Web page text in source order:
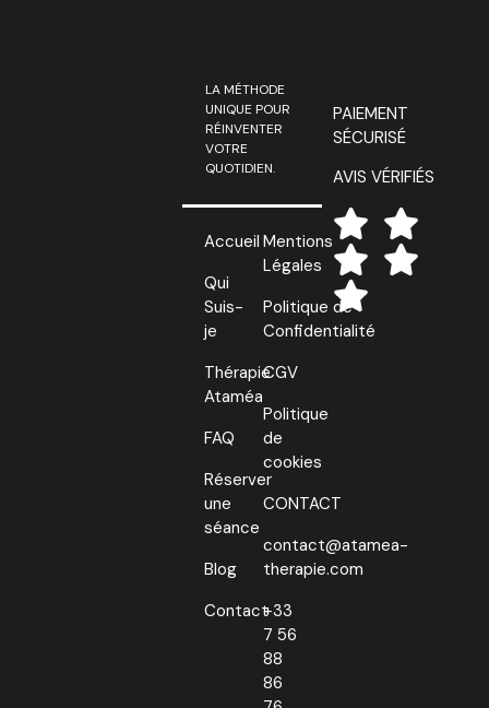
LA MÉTHODE
UNIQUE POUR
RÉINVENTER
VOTRE
QUOTIDIEN.
Accueil
Qui
Suis-
je
Thérapie
Ataméa
FAQ
Réserver
une
séance
Blog
Contact
Mentions
Légales
Politique de
Confidentialité
CGV
Politique
de
cookies
CONTACT
contact@atamea-
therapie.com
+33
7 56
88
86
PAIEMENT
SÉCURISÉ
AVIS VÉRIFIÉS